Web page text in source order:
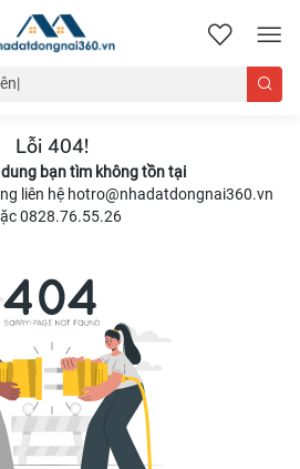
nhadatdongnai360.vn
Lỗi 404!
dung bạn tìm không tồn tại
liên hệ hotro@nhadatdongnai360.vn
0828.76.55.26